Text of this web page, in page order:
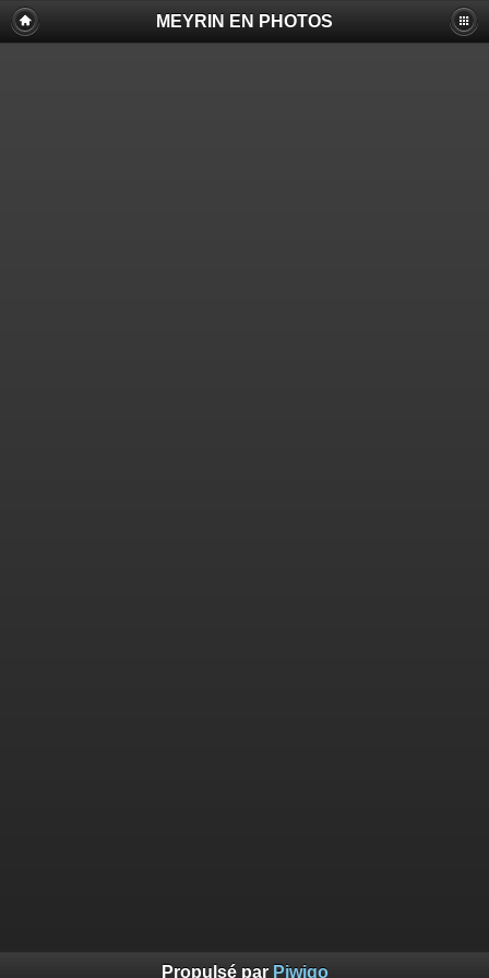
MEYRIN EN PHOTOS
Propulsé par Piwigo